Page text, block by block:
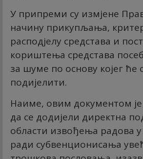
У припреми су измјене
начину прикупљања,
расподјелу средстава и
кориштења средстава
за шуме по основу којег ће
подијелити.
Наиме, овим документом
да се додијели директна
области извођења радова
ради субвенционисања